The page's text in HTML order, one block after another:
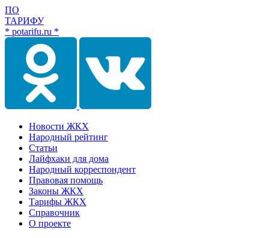
ПО
ТАРИФУ
* potarifu.ru *
Новости ЖКХ
Народный рейтинг
Статьи
Лайфхаки для дома
Народный корреспондент
Правовая помощь
Законы ЖКХ
Тарифы ЖКХ
Справочник
О проекте